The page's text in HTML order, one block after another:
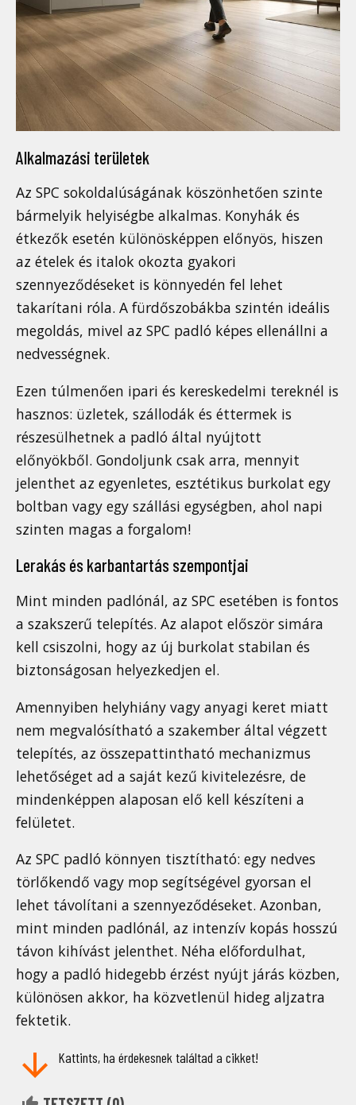
Alkalmazási területek
Az SPC sokoldalúságának köszönhetően szinte
bármelyik helyiségbe alkalmas. Konyhák és
étkezők esetén különösképpen előnyös, hiszen
az ételek és italok okozta gyakori
szennyeződéseket is könnyedén fel lehet
takarítani róla. A fürdőszobákba szintén ideális
megoldás, mivel az SPC padló képes ellenállni a
nedvességnek.
Ezen túlmenően ipari és kereskedelmi tereknél is
hasznos: üzletek, szállodák és éttermek is
részesülhetnek a padló által nyújtott
előnyökből. Gondoljunk csak arra, mennyit
jelenthet az egyenletes, esztétikus burkolat egy
boltban vagy egy szállási egységben, ahol napi
szinten magas a forgalom!
Lerakás és karbantartás szempontjai
Mint minden padlónál, az SPC esetében is fontos
a szakszerű telepítés. Az alapot először simára
kell csiszolni, hogy az új burkolat stabilan és
biztonságosan helyezkedjen el.
Amennyiben helyhiány vagy anyagi keret miatt
nem megvalósítható a szakember által végzett
telepítés, az összepattintható mechanizmus
lehetőséget ad a saját kezű kivitelezésre, de
mindenképpen alaposan elő kell készíteni a
felületet.
Az SPC padló könnyen tisztítható: egy nedves
törlőkendő vagy mop segítségével gyorsan el
lehet távolítani a szennyeződéseket. Azonban,
mint minden padlónál, az intenzív kopás hosszú
távon kihívást jelenthet. Néha előfordulhat,
hogy a padló hidegebb érzést nyújt járás közben,
különösen akkor, ha közvetlenül hideg aljzatra
fektetik.
Kattints, ha érdekesnek találtad a cikket!